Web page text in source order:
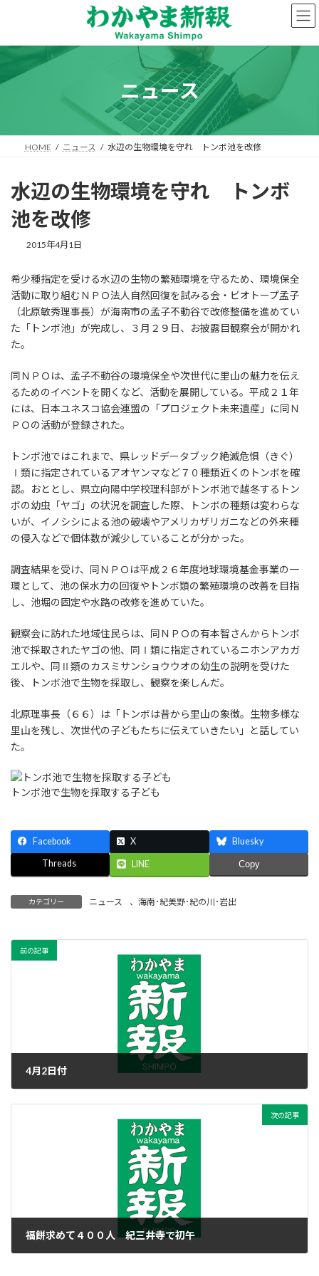
ン
へ
プ
ー
ョ
動
ニュース
HOME ニュース 水辺の生物環境を守れ トンボ池を改修
水辺の生物環境を守れ トンボ
池を改修
2015年4月1日
希少種指定を受ける水辺の生物の繁殖環境を守るため、環境保全
活動に取り組むＮＰＯ法人自然回復を試みる会・ビオトープ孟子
（北原敏秀理事長）が海南市の孟子不動谷で改修整備を進めてい
た「トンボ池」が完成し、３月２９日、お披露目観察会が開かれ
た。
同ＮＰＯは、孟子不動谷の環境保全や次世代に里山の魅力を伝え
るためのイベントを開くなど、活動を展開している。平成２１年
には、日本ユネスコ協会連盟の「プロジェクト未来遺産」に同Ｎ
ＰＯの活動が登録された。
トンボ池ではこれまで、県レッドデータブック絶滅危惧（きぐ）
Ⅰ類に指定されているアオヤンマなど７０種類近くのトンボを確
認。おととし、県立向陽中学校理科部がトンボ池で越冬するトン
ボの幼虫「ヤゴ」の状況を調査した際、トンボの種類は変わらな
いが、イノシシによる池の破壊やアメリカザリガニなどの外来種
の侵入などで個体数が減少していることが分かった。
調査結果を受け、同ＮＰＯは平成２６年度地球環境基金事業の一
環として、池の保水力の回復やトンボ類の繁殖環境の改善を目指
し、池堀の固定や水路の改修を進めていた。
観察会に訪れた地域住民らは、同ＮＰＯの有本智さんからトンボ
池で採取されたヤゴの他、同Ⅰ類に指定されているニホンアカガ
エルや、同Ⅱ類のカスミサンショウウオの幼生の説明を受けた
後、トンボ池で生物を採取し、観察を楽しんだ。
北原理事長（６６）は「トンボは昔から里山の象徴。生物多様な
里山を残し、次世代の子どもたちに伝えていきたい」と話してい
た。
トンボ池で生物を採取する子ども
Facebook X Bluesky
Threads LINE Copy
カテゴリー ニュース 、 海南･紀美野･紀の川･岩出
前の記事
4月2日付
次の記事
福餅求めて４００人 紀三井寺で初午